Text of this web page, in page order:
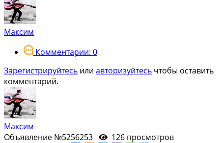
Максим
Комментарии: 0
Зарегистрируйтесь или авторизуйтесь чтобы оставить
комментарий.
Максим
Объявление №5256253
126 просмотров